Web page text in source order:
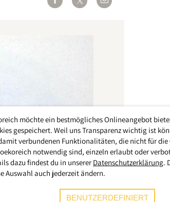
möchte ein bestmögliches Onlineangebot
gespeichert. Weil uns Transparenz wichtig ist
verbundenen Funktionalitäten, die nicht für
notwendig sind, einzeln erlaubt oder
dazu findest du in unserer Datenschutzerklärung.
Auswahl auch jederzeit ändern.
BENUTZERDEFINIERT